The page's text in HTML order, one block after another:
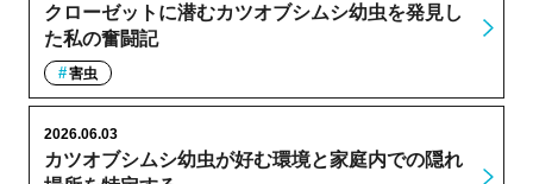
クローゼットに潜むカツオブシムシ幼虫を発見し
た私の奮闘記
害虫
カツオブシムシ幼虫が好む環境と家庭内での隠れ
2026.06.03